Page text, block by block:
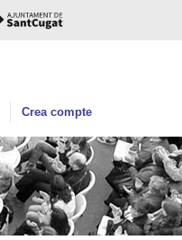
Crea compte